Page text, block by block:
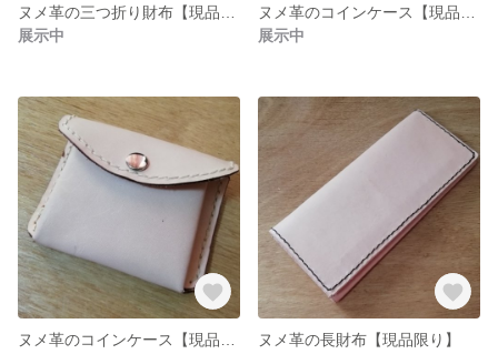
展示中
展示中
ヌメ革の長財布【現品限り】